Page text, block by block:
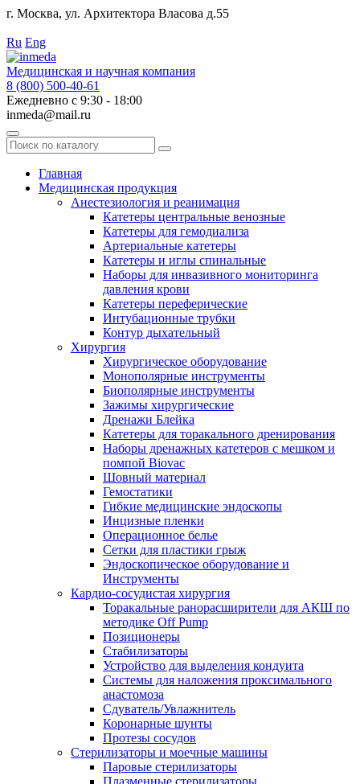
г. Москва, ул. Архитектора Власова д.55
Ru Eng
Медицинская и научная компания
8 (800) 500-40-61
Ежедневно с 9:30 - 18:00
inmeda@mail.ru
Поиск
по
каталогуГлавная
Медицинская продукция
Анестезиология и реанимация
Катетеры центральные венозные
Катетеры для гемодиализа
Артериальные катетеры
Катетеры и иглы спинальные
Наборы для инвазивного мониторинга
давления крови
Катетеры переферические
Интубационные трубки
Контур дыхательный
Хирургия
Хирургическое оборудование
Монополярные инструменты
Биополярные инструменты
Зажимы хирургические
Дренажи Блейка
Катетеры для торакального дренирования
Наборы дренажных катетеров с мешком и
помпой Biovac
Шовный материал
Гемостатики
Гибкие медицинские эндоскопы
Инцизные пленки
Операционное белье
Сетки для пластики грыж
Эндоскопическое оборудование и
Инструменты
Кардио-сосудистая хирургия
Торакальные ранорасширители для АКШ по
методике Off Pump
Позиционеры
Стабилизаторы
Устройство для выделения кондуита
Системы для наложения проксимального
анастомоза
Сдуватель/Увлажнитель
Коронарные шунты
Протезы сосудов
Стерилизаторы и моечные машины
Паровые стерилизаторы
Плазменные стерилизаторы